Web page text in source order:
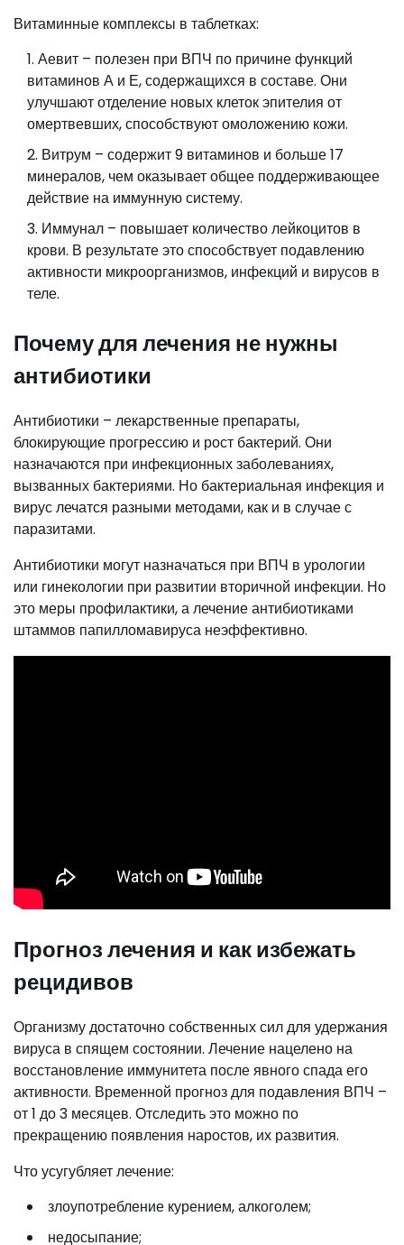
Витаминные комплексы в таблетках:
Аевит – полезен при ВПЧ по причине функций
витаминов А и Е, содержащихся в составе. Они
улучшают отделение новых клеток эпителия от
омертвевших, способствуют омоложению кожи.
Витрум – содержит 9 витаминов и больше 17
минералов, чем оказывает общее поддерживающее
действие на иммунную систему.
Иммунал – повышает количество лейкоцитов в
крови. В результате это способствует подавлению
активности микроорганизмов, инфекций и вирусов в
теле.
Почему для лечения не нужны
антибиотики
Антибиотики – лекарственные препараты,
блокирующие прогрессию и рост бактерий. Они
назначаются при инфекционных заболеваниях,
вызванных бактериями. Но бактериальная инфекция и
вирус лечатся разными методами, как и в случае с
паразитами.
Антибиотики могут назначаться при ВПЧ в урологии
или гинекологии при развитии вторичной инфекции. Но
это меры профилактики, а лечение антибиотиками
штаммов папилломавируса неэффективно.
Прогноз лечения и как избежать
рецидивов
Организму достаточно собственных сил для удержания
вируса в спящем состоянии. Лечение нацелено на
восстановление иммунитета после явного спада его
активности. Временной прогноз для подавления ВПЧ –
от 1 до 3 месяцев. Отследить это можно по
прекращению появления наростов, их развития.
Что усугубляет лечение:
злоупотребление курением, алкоголем;
недосыпание;